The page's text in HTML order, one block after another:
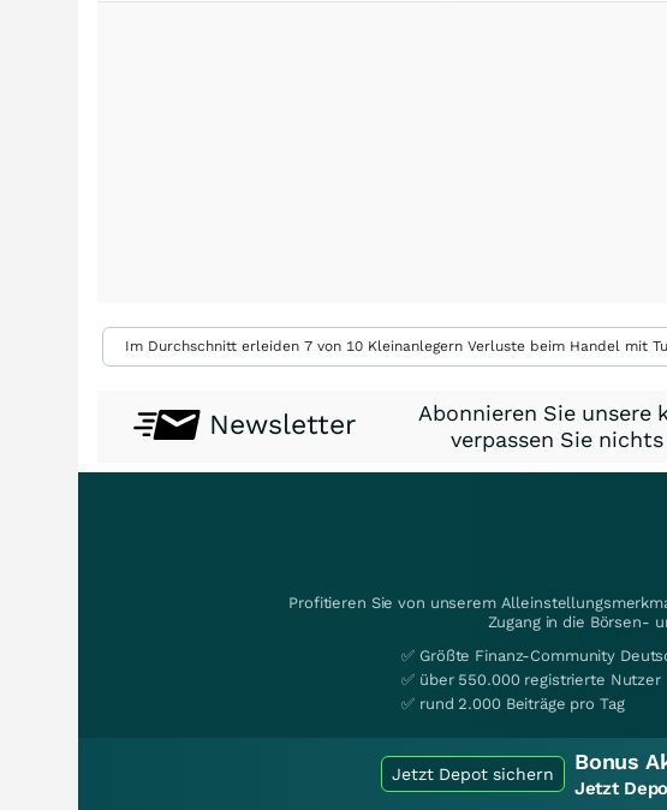
Im Durchschnitt erleiden 7 von 10 Kleinanlegern Verluste beim Handel mit
Newsletter
Abonnieren Sie unsere
verpassen Sie
Profitieren Sie von unserem
Zugang in die Börsen-
✅ Größte Finanz-Community
✅ über 550.000 registrierte Nutzer
✅ rund 2.000 Beiträge pro Tag
Jetzt Depot sichern Bonus
Jetzt